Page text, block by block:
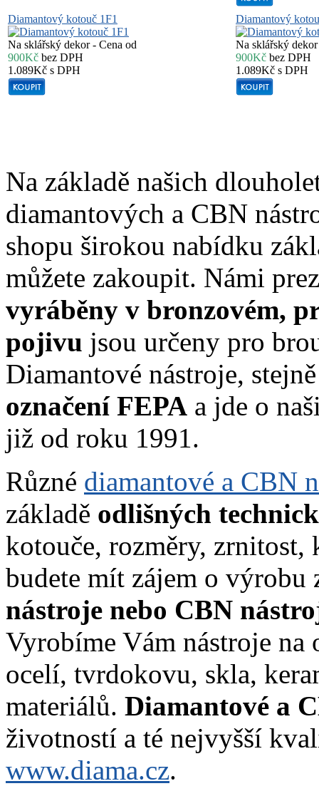
Diamantový kotouč 1F1
Na sklářský dekor - Cena od
900Kč bez DPH
1.089Kč s DPH
Diamantový
Na sklářský
900Kč bez DPH
1.089Kč s DPH
Na základě našich
diamantových a CBN
shopu širokou nabídku
můžete zakoupit. Námi
vyráběny v bronzovém,
pojivu jsou určeny pro
Diamantové nástroje,
označení FEPA a jde o
již od roku 1991.
Různé diamantové a CBN
základě odlišných
kotouče, rozměry, zrnitost,
budete mít zájem o výrobu
nástroje nebo CBN
Vyrobíme Vám nástroje na
ocelí, tvrdokovu, skla,
materiálů. Diamantové a
životností a té nejvyšší
www.diama.cz.